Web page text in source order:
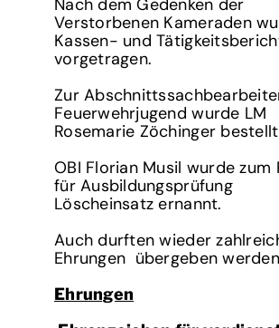
Nach dem Gedenken der
Verstorbenen Kameraden
Kassen- und
vorgetragen.
Zur
Feuerwehrjugend wurde LM
Rosemarie Zöchinger bestellt
OBI Florian Musil wurde zum
für Ausbildungsprüfung
Löscheinsatz ernannt.
Auch durften wieder
Ehrungen übergeben
Ehrungen